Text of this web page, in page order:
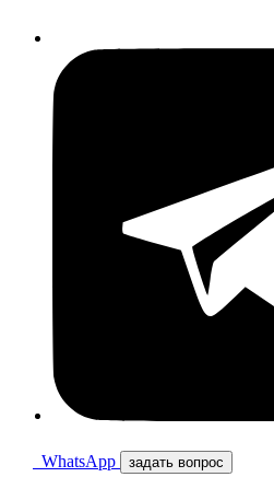
WhatsApp задать вопрос